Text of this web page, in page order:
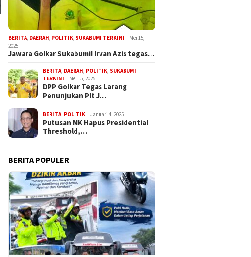
BERITA DAERAH POLITIK SUKABUMI TERKINI
Mei 15,
2025
Jawara Golkar Sukabumi! Irvan Azis tegas…
BERITA DAERAH POLITIK SUKABUMI
TERKINI
Mei 15, 2025
DPP Golkar Tegas Larang
Penunjukan Plt J…
BERITA POLITIK Januari 4, 2025
Putusan MK Hapus Presidential
Threshold,…
BERITA POPULER